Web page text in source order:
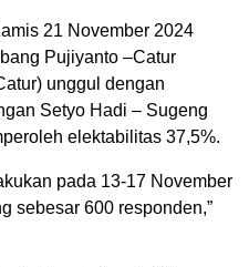
21 November 2024
Pujiyanto –Catur
unggul dengan
Setyo Hadi – Sugeng
elektabilitas 37,5%.
pada 13-17 November
sebesar 600 responden,”